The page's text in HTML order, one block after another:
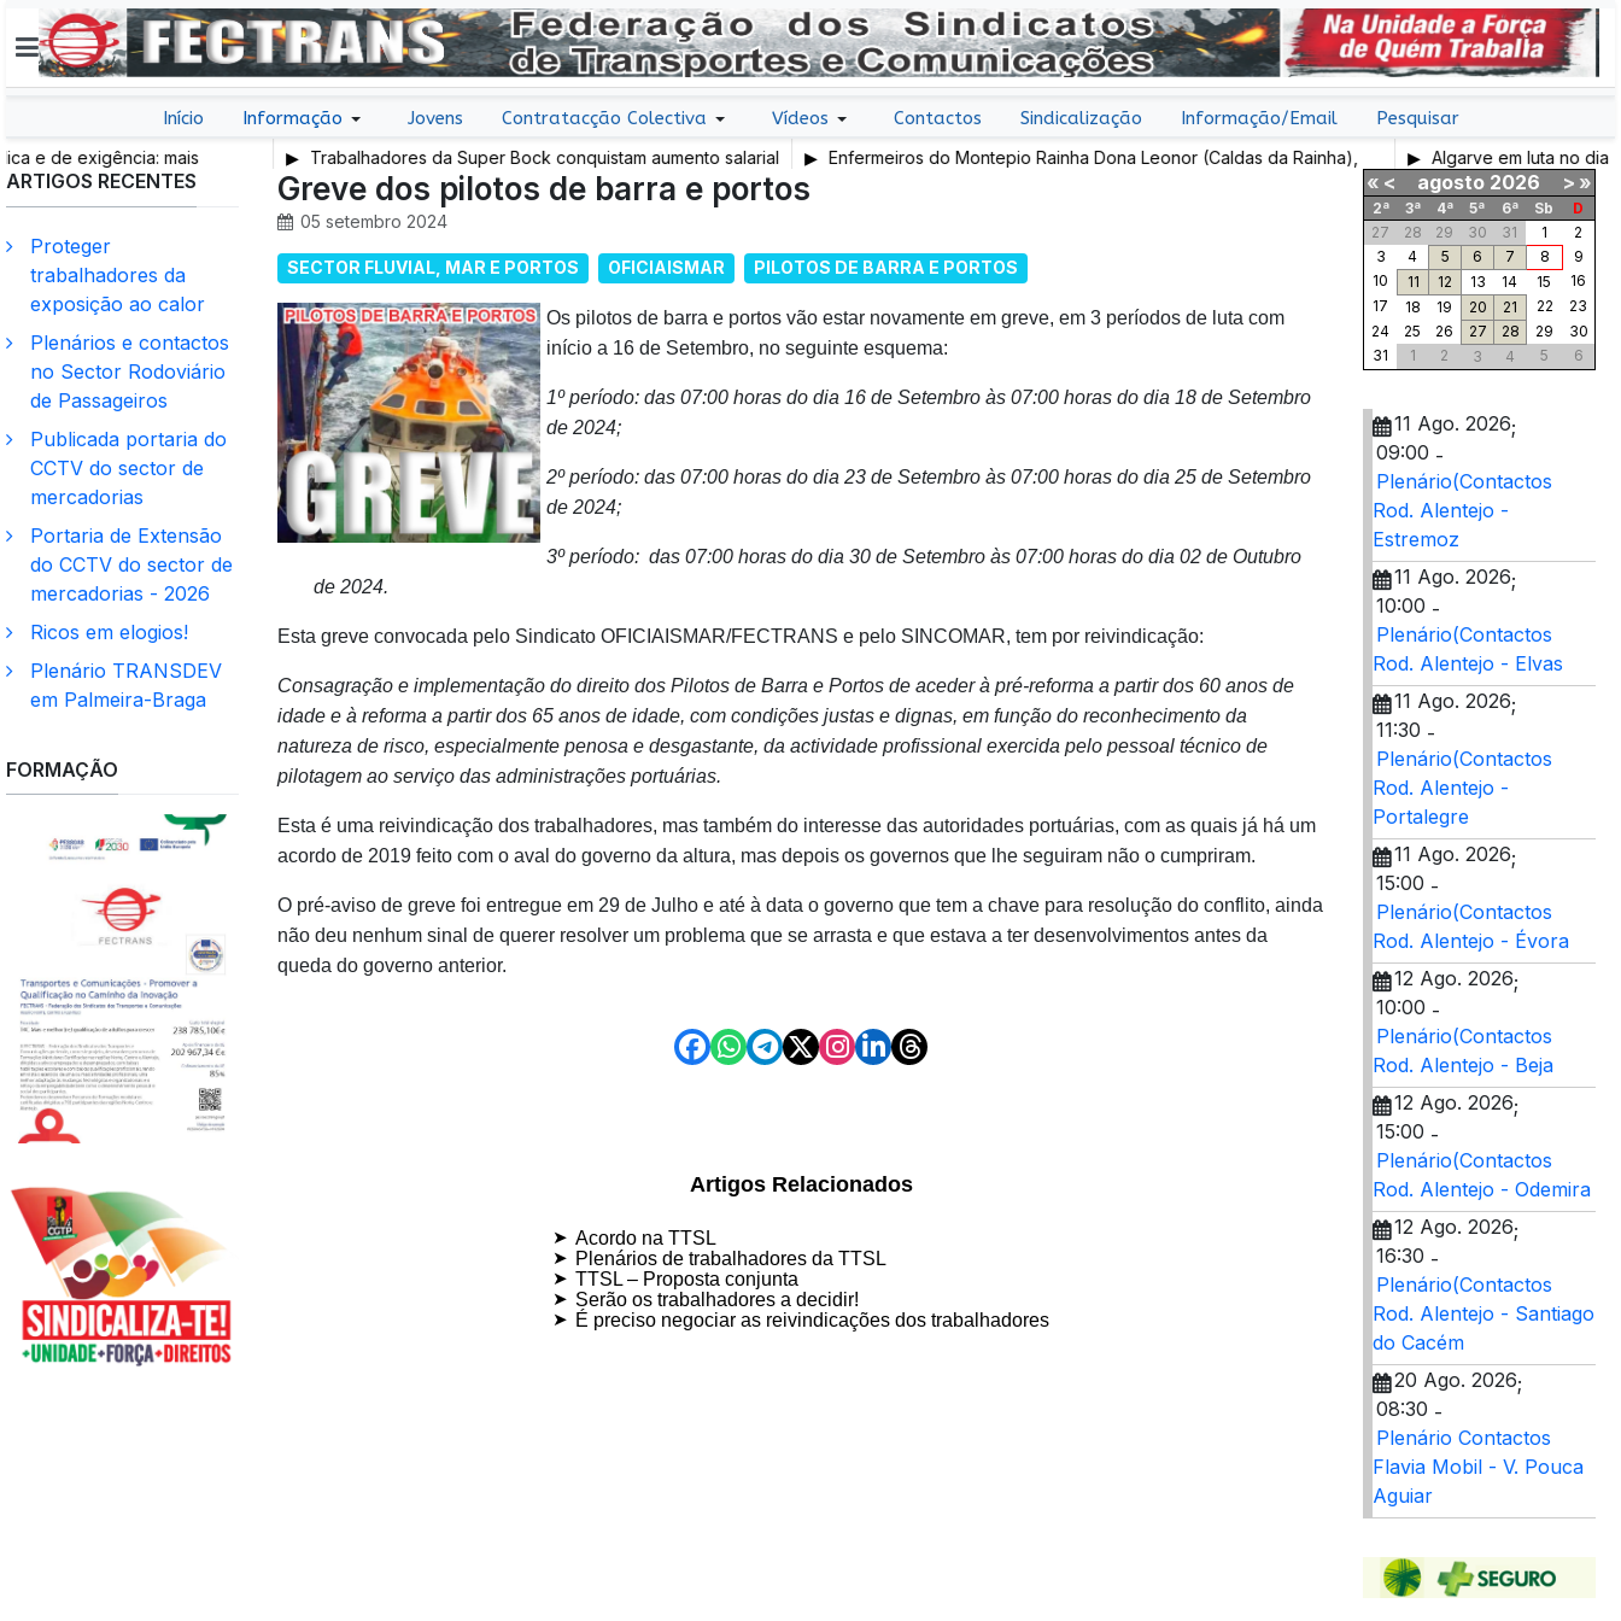
Início Informação Jovens Contratacção Colectiva Vídeos Contactos Sindicalização Informação/Email Pesquisar
de exigência: mais
e mais SNS
Trabalhadores da Super Bock conquistam aumento salarial
Enfermeiros do Montepio Rainha Dona Leonor (Caldas da Rainha),
em Greve
Algarve em luta no dia 7
Greve dos pilotos de barra e portos
05 setembro 2024
SECTOR FLUVIAL, MAR E PORTOS OFICIAISMAR PILOTOS DE BARRA E PORTOS
Os pilotos de barra e portos vão estar novamente em greve, em 3 períodos de luta com
início a 16 de Setembro, no seguinte esquema:
1º período: das 07:00 horas do dia 16 de Setembro às 07:00 horas do dia 18 de Setembro
de 2024;
2º período: das 07:00 horas do dia 23 de Setembro às 07:00 horas do dia 25 de Setembro
de 2024;
3º período: das 07:00 horas do dia 30 de Setembro às 07:00 horas do dia 02 de Outubro
de 2024.
Esta greve convocada pelo Sindicato OFICIAISMAR/FECTRANS e pelo SINCOMAR, tem por reivindicação:
Consagração e implementação do direito dos Pilotos de Barra e Portos de aceder à pré-reforma a partir dos 60 anos de
idade e à reforma a partir dos 65 anos de idade, com condições justas e dignas, em função do reconhecimento da
natureza de risco, especialmente penosa e desgastante, da actividade profissional exercida pelo pessoal técnico de
pilotagem ao serviço das administrações portuárias.
Esta é uma reivindicação dos trabalhadores, mas também do interesse das autoridades portuárias, com as quais já há um
acordo de 2019 feito com o aval do governo da altura, mas depois os governos que lhe seguiram não o cumpriram.
O pré-aviso de greve foi entregue em 29 de Julho e até à data o governo que tem a chave para resolução do conflito, ainda
não deu nenhum sinal de querer resolver um problema que se arrasta e que estava a ter desenvolvimentos antes da
queda do governo anterior.
Artigos Relacionados
Acordo na TTSL
Plenários de trabalhadores da TTSL
TTSL – Proposta conjunta
Serão os trabalhadores a decidir!
É preciso negociar as reivindicações dos trabalhadores
ARTIGOS RECENTES
Proteger
trabalhadores da
exposição ao calor
Plenários e contactos
no Sector Rodoviário
de Passageiros
Publicada portaria do
CCTV do sector de
mercadorias
Portaria de Extensão
do CCTV do sector de
mercadorias - 2026
Ricos em elogios!
Plenário TRANSDEV
em Palmeira-Braga
FORMAÇÃO
« < agosto 2026 > »
2ª 3ª 4ª 5ª 6ª Sb
D
27
28 29 30 31 1
2
3
4 5 6 7 8
9
10
11 12 13 14 15
16
17
18 19 20 21 22
23
24
25 26 27 28 29
30
31
1 2 3 4 5 6
11 Ago. 2026;
09:00 -
Plenário(Contactos
Rod. Alentejo -
Estremoz
11 Ago. 2026;
10:00 -
Plenário(Contactos
Rod. Alentejo - Elvas
11 Ago. 2026;
11:30 -
Plenário(Contactos
Rod. Alentejo -
Portalegre
11 Ago. 2026;
15:00 -
Plenário(Contactos
Rod. Alentejo - Évora
12 Ago. 2026;
10:00 -
Plenário(Contactos
Rod. Alentejo - Beja
12 Ago. 2026;
15:00 -
Plenário(Contactos
Rod. Alentejo - Odemira
12 Ago. 2026;
16:30 -
Plenário(Contactos
Rod. Alentejo - Santiago
do Cacém
20 Ago. 2026;
08:30 -
Plenário Contactos
Flavia Mobil - V. Pouca
Aguiar